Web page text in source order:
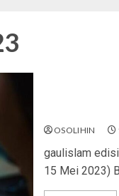
OSOLIHIN
gaulislam
15 Mei 2023)